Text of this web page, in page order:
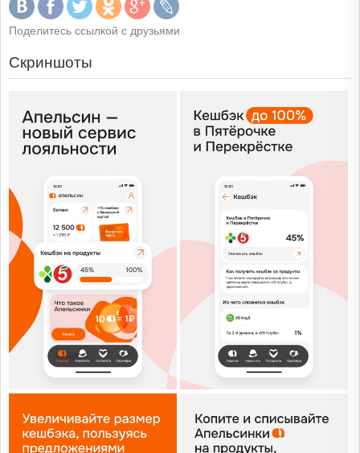
Поделитесь ссылкой с друзьями
Скриншоты